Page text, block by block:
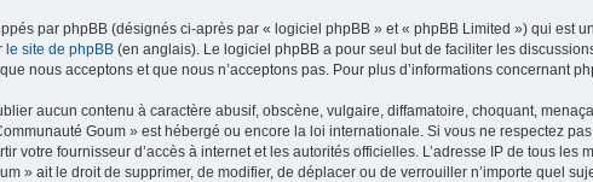
par phpBB (désignés ci-après par « logiciel phpBB » et « phpBB Limited ») qui est
le site de phpBB (en anglais). Le logiciel phpBB a pour seul but de faciliter les
nous acceptons et que nous n’acceptons pas. Pour plus d’informations concernant
aucun contenu à caractère abusif, obscène, vulgaire, diffamatoire, choquant,
Goum » est hébergé ou encore la loi internationale. Si vous ne respectez
votre fournisseur d’accès à internet et les autorités officielles. L’adresse IP de tous
» ait le droit de supprimer, de modifier, de déplacer ou de verrouiller n’importe quel